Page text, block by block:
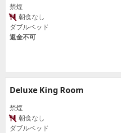
禁煙
朝食なし
ダブルベッド
返金不可
Deluxe King Room
禁煙
朝食なし
ダブルベッド